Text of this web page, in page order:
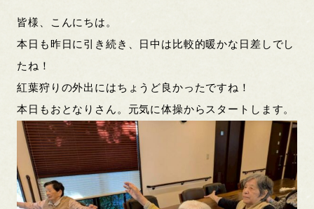
皆様、こんにちは。
本日も昨日に引き続き、日中は比較的暖かな日差しでし
たね！
紅葉狩りの外出にはちょうど良かったですね！
本日もおとなりさん。元気に体操からスタートします。